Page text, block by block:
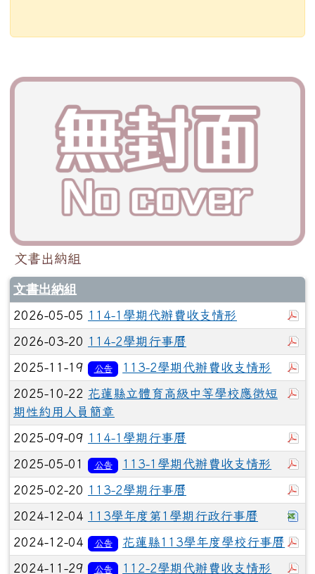
文書出納組
文書出納組
2026-05-05 114-1學期代辦費收支情形
2026-03-20 114-2學期行事曆
2025-11-19 公告 113-2學期代辦費收支情形
2025-10-22 花蓮縣立體育高級中等學校應徵短
期性約用人員簡章
2025-09-09 114-1學期行事曆
2025-05-01 公告 113-1學期代辦費收支情形
2025-02-20 113-2學期行事曆
2024-12-04 113學年度第1學期行政行事曆
2024-12-04 公告 花蓮縣113學年度學校行事曆
2024-11-29 公告 112-2學期代辦費收支情形